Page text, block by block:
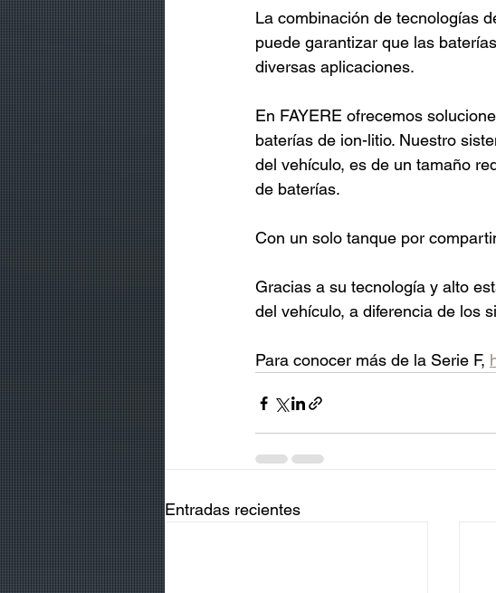
La combinación de tecnologías
puede garantizar que las
diversas aplicaciones.
En FAYERE ofrecemos
baterías de ion-litio. Nuestro
del vehículo, es de un tamaño
de baterías.
Con un solo tanque por
Gracias a su tecnología y alto
del vehículo, a diferencia de los
Para conocer más de la Serie F,
Entradas recientes